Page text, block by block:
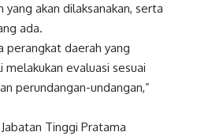
akan dilaksanakan, serta
ada.
perangkat daerah yang
evaluasi sesuai
perundangan-undangan,”
Tinggi Pratama